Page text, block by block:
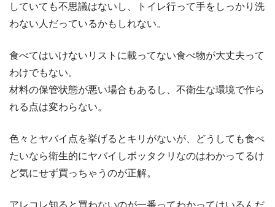
していても不思議はないし、トイレ行って手をしっかり洗
わない人だっているかもしれない。
食べてはいけないリストに載ってない食べ物が大丈夫って
わけでもない。
材料の保管状態が悪い場合もあるし、不衛生な環境で作ら
れる点は変わらない。
色々とヤバイ点を挙げるとキリがないが、どうしても食べ
たいなら衛生的にヤバイしボッタクリなのはわかってるけ
ど気にせず買っちゃうのが正解。